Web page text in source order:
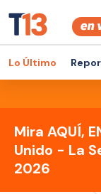
Lo Último
Mira AQUÍ,
Unido - La
2026